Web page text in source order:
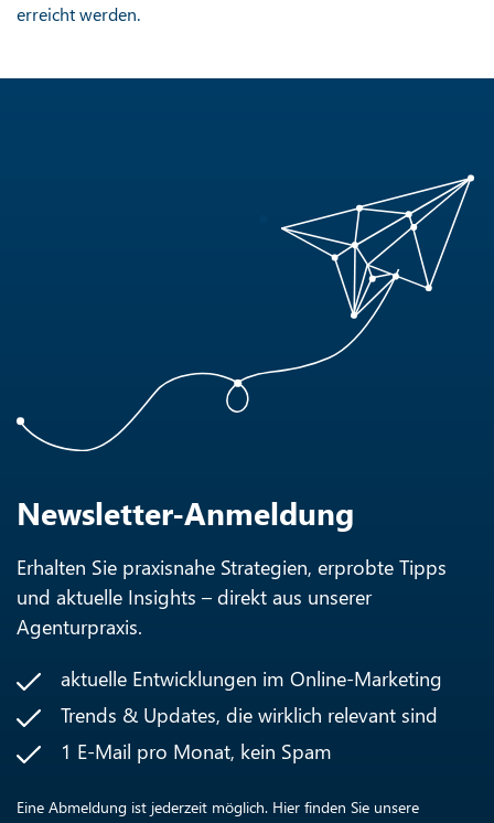
erreicht werden.
Newsletter-Anmeldung
Erhalten Sie praxisnahe Strategien, erprobte Tipps
und aktuelle Insights – direkt aus unserer
Agenturpraxis.
aktuelle Entwicklungen im Online-Marketing
Trends & Updates, die wirklich relevant sind
1 E-Mail pro Monat, kein Spam
Eine Abmeldung ist jederzeit möglich. Hier finden Sie unsere